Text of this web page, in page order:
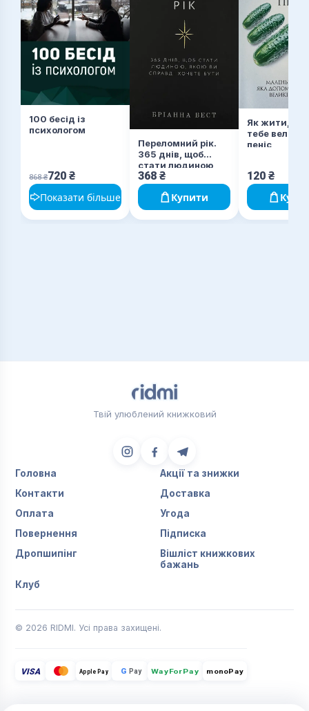
колективу клініцистів.
100 бесід із
психологом
868₴720 ₴
Показати більше
Переломний рік.
365 днів, щоб
стати людиною,
якою ви справді
хочете бути
368 ₴
Купити
Як жити,
тебе
пеніс
120 ₴
Твій улюблений книжковий
Головна
Акції та знижки
Контакти
Доставка
Оплата
Угода
Повернення
Підписка
Дропшипінг
Вішліст книжкових
бажань
Клуб
© 2026 RIDMI. Усі права захищені.
VISA Apple Pay G Pay WayForPay monoPay